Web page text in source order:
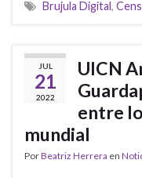
Brujula Digital,
JUL
21
2022
UICN
entre
mundial
PorBeatriz Herrera en